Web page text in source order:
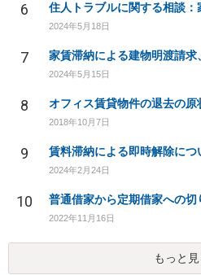
6
2024年5月18日
7 家賃滞納による建物明渡請
2024年5月15日
8
2018年10月7日
9 賃料滞納による即時解除につ
2024年2月24日
10
2022年11月16日
もっと見